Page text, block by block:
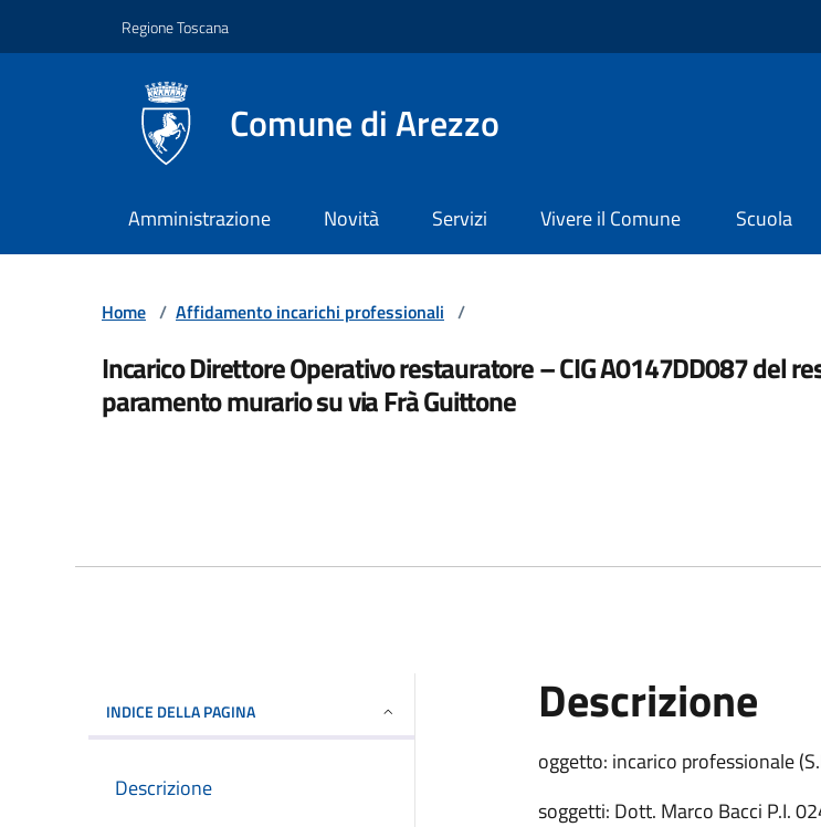
Regione Toscana
Comune di Arezzo
Amministrazione Novità Servizi Vivere il Comune Scuola
Home / Affidamento incarichi professionali /
Incarico Direttore Operativo restauratore – CIG A0147DD087 del
paramento murario su via Frà Guittone
INDICE DELLA PAGINA
Descrizione
Descrizione
Descrizione Bando
oggetto: incarico professionale
soggetti: Dott. Marco Bacci P.I.